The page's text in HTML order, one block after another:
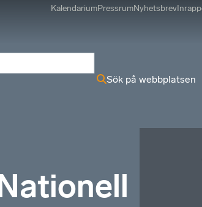
KalendariumPressrumNyhetsbrev
Sök på webbplatsen